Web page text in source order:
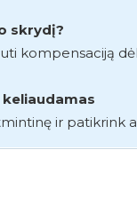
skrydį?
kompensaciją
ir patikrink